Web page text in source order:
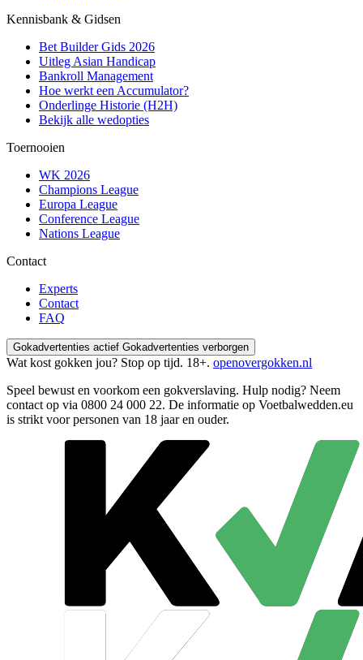
Kennisbank & Gidsen
Bet Builder Gids 2026
Uitleg Asian Handicap
Bankroll Management
Hoe werkt een Accumulator?
Onderlinge Historie (H2H)
Bekijk alle wedopties
Toernooien
WK 2026
Champions League
Europa League
Conference League
Nations League
Contact
Experts
Contact
FAQ
Gokadvertenties actief Gokadvertenties verborgen
Wat kost gokken jou? Stop op tijd. 18+. openovergokken.nl
Speel bewust en voorkom een gokverslaving. Hulp nodig? Neem
contact op via 0800 24 000 22. De informatie op Voetbalwedden.eu
is strikt voor personen van 18 jaar en ouder.